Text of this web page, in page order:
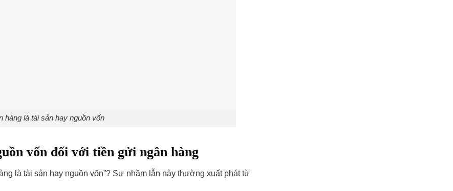
hàng là tài sản hay nguồn vốn
vốn đối với tiền gửi ngân hàng
là tài sản hay nguồn vốn”? Sự nhầm lẫn này thường xuất phát từ